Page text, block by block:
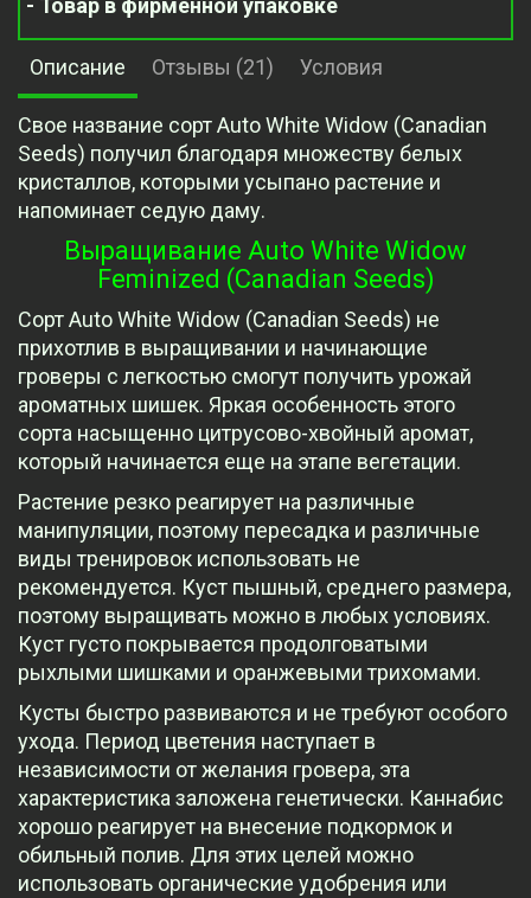
- Товар в фирменной упаковке
Описание Отзывы (21) Условия
Свое название сорт Auto White Widow (Canadian
Seeds) получил благодаря множеству белых
кристаллов, которыми усыпано растение и
напоминает седую даму.
Выращивание Auto White Widow
Feminized (Canadian Seeds)
Сорт Auto White Widow (Canadian Seeds) не
прихотлив в выращивании и начинающие
гроверы с легкостью смогут получить урожай
ароматных шишек. Яркая особенность этого
сорта насыщенно цитрусово-хвойный аромат,
который начинается еще на этапе вегетации.
Растение резко реагирует на различные
манипуляции, поэтому пересадка и различные
виды тренировок использовать не
рекомендуется. Куст пышный, среднего размера,
поэтому выращивать можно в любых условиях.
Куст густо покрывается продолговатыми
рыхлыми шишками и оранжевыми трихомами.
Кусты быстро развиваются и не требуют особого
ухода. Период цветения наступает в
независимости от желания гровера, эта
характеристика заложена генетически. Каннабис
хорошо реагирует на внесение подкормок и
обильный полив. Для этих целей можно
использовать органические удобрения или